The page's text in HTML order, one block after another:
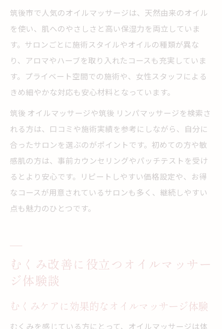
筑後市で人気のオイルマッサージは、天然由来のオイル
を使い、肌へのやさしさと高い保湿力を両立していま
す。サロンごとに施術スタイルやオイルの種類が異な
り、アロマやハーブを取り入れたコースも充実していま
す。プライベート空間での施術や、女性スタッフによる
きめ細やかな対応も安心材料となっています。
筑後 オイルマッサージや筑後 リンパマッサージを検索さ
れる方は、口コミや施術実績を参考にしながら、自分に
合ったサロンを選ぶのがポイントです。初めての方や敏
感肌の方は、事前カウンセリングやパッチテストを受け
るとより安心です。リピートしやすい価格設定や、お得
なコースが用意されているサロンも多く、継続しやすい
点も魅力のひとつです。
むくみ改善に役立つオイルマッサー
ジ体験談
むくみケアに効果的なオイルマッサージ体験
むくみを感じている方にとって、オイルマッサージは体